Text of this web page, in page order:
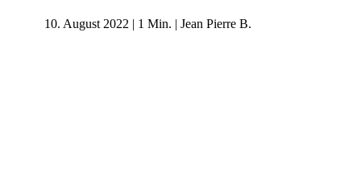
10. August 2022 | 1 Min. | Jean Pierre B.